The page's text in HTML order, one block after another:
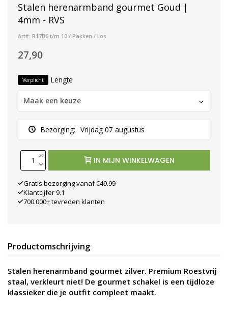
Stalen herenarmband gourmet Goud |
4mm - RVS
Art#: R17B6 t/m 10 / Pakken / Los
27,90
Verplicht Lengte
Maak een keuze
Bezorging: Vrijdag 07 augustus
IN MIJN WINKELWAGEN
Gratis bezorging vanaf €49.99
Klantcijfer 9.1
700.000+ tevreden klanten
Productomschrijving
Stalen herenarmband gourmet zilver. Premium Roestvrij
staal, verkleurt niet! De gourmet schakel is een tijdloze
klassieker die je outfit compleet maakt.